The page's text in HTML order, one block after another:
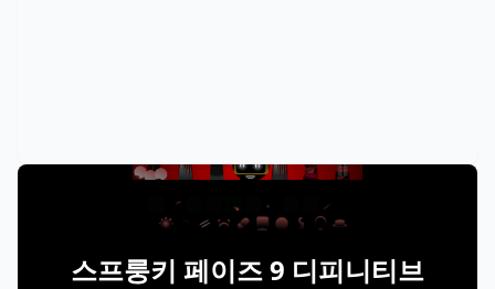
스프룽키 페이즈 9 디피니티브